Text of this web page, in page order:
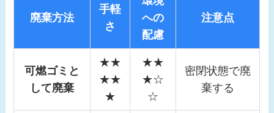
廃棄方法
手軽
さ
への
配慮
注意点
可燃ゴミと
して廃棄
★★
★★
★
★★
★☆
☆
密閉状態で廃
棄する